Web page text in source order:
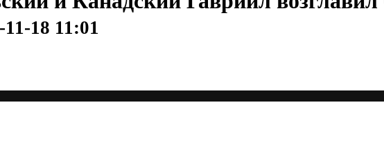
11-18 11:01